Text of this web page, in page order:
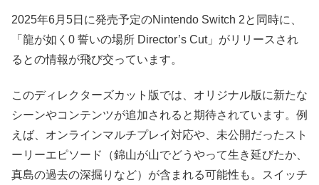
2025年6月5日に発売予定のNintendo Switch 2と同時に、
「龍が如く0 誓いの場所 Director’s Cut」がリリースされ
るとの情報が飛び交っています。
このディレクターズカット版では、オリジナル版に新たな
シーンやコンテンツが追加されると期待されています。例
えば、オンラインマルチプレイ対応や、未公開だったスト
ーリーエピソード（錦山が山でどうやって生き延びたか、
真島の過去の深掘りなど）が含まれる可能性も。スイッチ